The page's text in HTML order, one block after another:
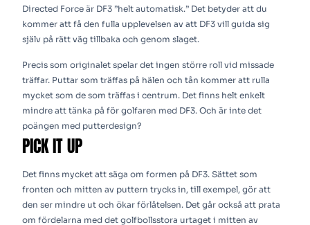
Directed Force är DF3 ”helt automatisk.” Det betyder att du
kommer att få den fulla upplevelsen av att DF3 vill guida sig
själv på rätt väg tillbaka och genom slaget.
Precis som originalet spelar det ingen större roll vid missade
träffar. Puttar som träffas på hälen och tån kommer att rulla
mycket som de som träffas i centrum. Det finns helt enkelt
mindre att tänka på för golfaren med DF3. Och är inte det
poängen med putterdesign?
PICK IT UP
Det finns mycket att säga om formen på DF3. Sättet som
fronten och mitten av puttern trycks in, till exempel, gör att
den ser mindre ut och ökar förlåtelsen. Det går också att prata
om fördelarna med det golfbollsstora urtaget i mitten av